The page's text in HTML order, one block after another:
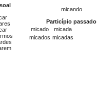
micando
Particípio passado
micado
micada
micados micadas